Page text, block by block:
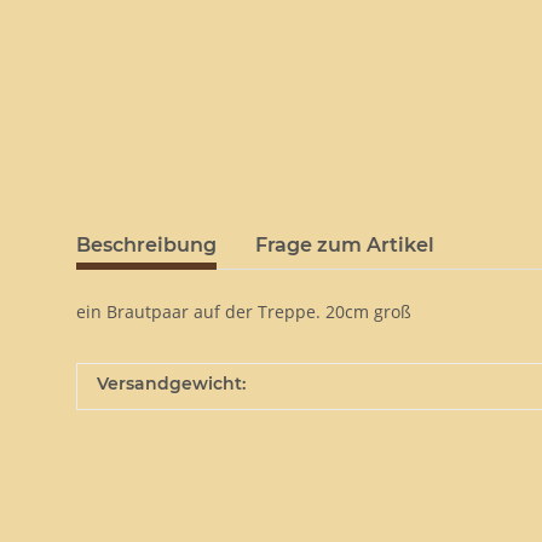
Beschreibung Frage zum Artikel
ein Brautpaar auf der Treppe. 20cm groß
Versandgewicht: